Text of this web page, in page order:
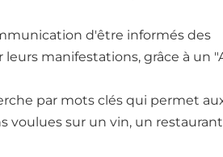
d'être informés des
manifestations, grâce à un
par mots clés qui permet
voulues sur un vin, un